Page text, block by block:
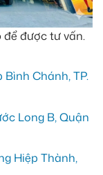
để được tư vấn.
Bình Chánh, TP.
Long B, Quận
Hiệp Thành,